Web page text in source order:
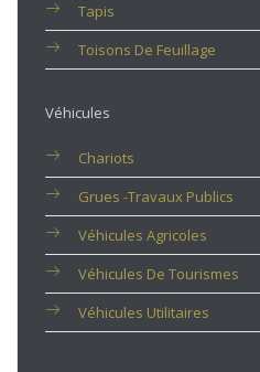
Tapis
Toisons De Feuillage
Véhicules
Chariots
Grues -travaux Publics
Véhicules Agricoles
Véhicules De Tourismes
Véhicules Utilitaires